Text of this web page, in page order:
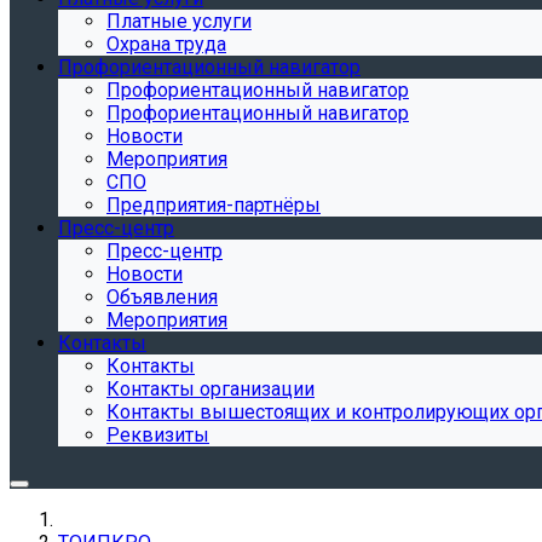
Платные услуги
Охрана труда
Профориентационный навигатор
Профориентационный навигатор
Профориентационный навигатор
Новости
Мероприятия
СПО
Предприятия-партнёры
Пресс-центр
Пресс-центр
Новости
Объявления
Мероприятия
Контакты
Контакты
Контакты организации
Контакты вышестоящих и контролирующих
Реквизиты